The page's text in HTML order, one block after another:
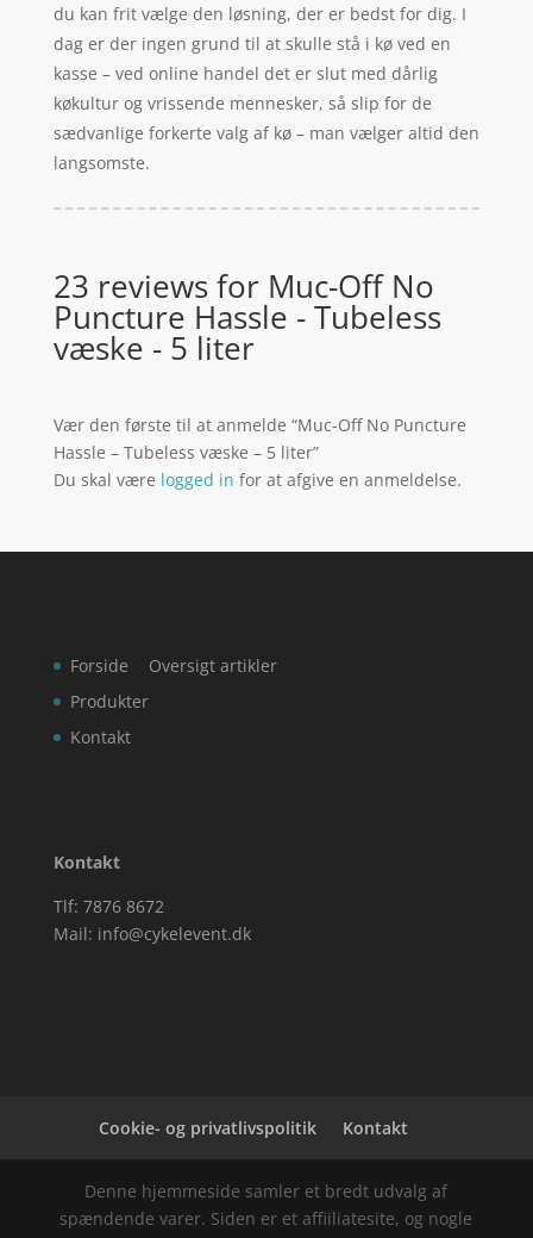
du kan frit vælge den løsning, der er bedst for dig. I
dag er der ingen grund til at skulle stå i kø ved en
kasse – ved online handel det er slut med dårlig
køkultur og vrissende mennesker, så slip for de
sædvanlige forkerte valg af kø – man vælger altid den
langsomste.
23 reviews for Muc-Off No
Puncture Hassle - Tubeless
væske - 5 liter
Vær den første til at anmelde “Muc-Off No Puncture
Hassle – Tubeless væske – 5 liter”
Du skal være logged in for at afgive en anmeldelse.
Forside
Produkter
Kontakt
Oversigt artikler
Kontakt
Tlf: 7876 8672
Mail: info@cykelevent.dk
Cookie- og privatlivspolitik Kontakt
Denne hjemmeside samler et bredt udvalg af
spændende varer. Siden er et affiiliatesite, og nogle